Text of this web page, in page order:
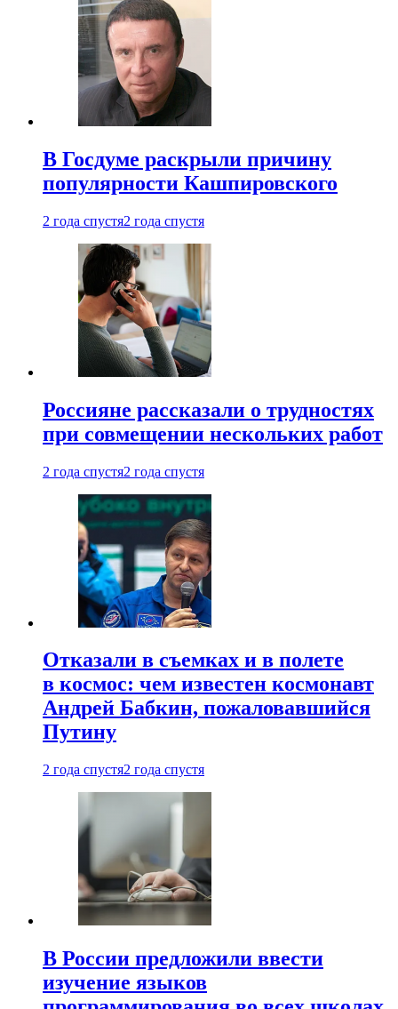
В Госдуме раскрыли причину
популярности Кашпировского
2 года спустя2 года спустя
Россияне рассказали о трудностях
при совмещении нескольких работ
2 года спустя2 года спустя
Отказали в съемках и в полете
в космос: чем известен космонавт
Андрей Бабкин, пожаловавшийся
Путину
2 года спустя2 года спустя
В России предложили ввести
изучение языков